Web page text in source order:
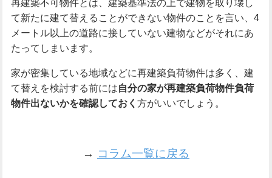
再建築不可物件とは、建築基準法の上で建物を取り壊し
て新たに建て替えることができない物件のことを言い、4
メートル以上の道路に接していない建物などがそれにあ
たってしまいます。
家が密集している地域などに再建築負荷物件は多く、建
て替えを検討する前には自分の家が再建築負荷物件負荷
物件出ないかを確認しておく 方がいいでしょう。
→ コラム一覧に戻る